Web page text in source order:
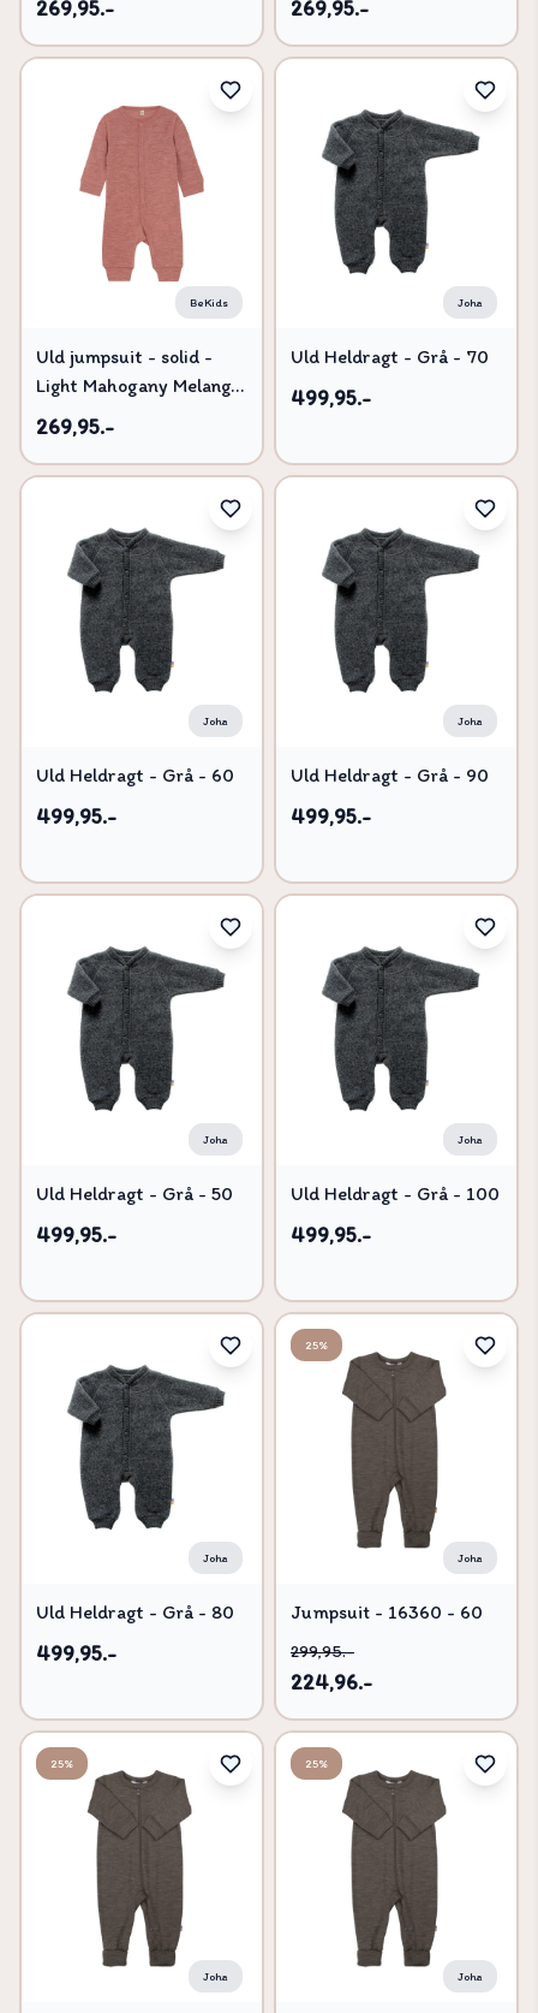
269,95.- 269,95.-
BeKids
Uld jumpsuit - solid -
Light Mahogany Melange
- 60
269,95.-
Joha
Uld Heldragt - Grå - 70
499,95.-
Joha
Uld Heldragt - Grå - 60
499,95.-
Joha
Uld Heldragt - Grå - 90
499,95.-
Joha
Uld Heldragt - Grå - 50
499,95.-
Joha
Uld Heldragt - Grå - 100
499,95.-
Joha
Uld Heldragt - Grå - 80
499,95.-
25%
Joha
Jumpsuit - 16360 - 60
299,95.-
224,96.-
25%
Joha
25%
Joha